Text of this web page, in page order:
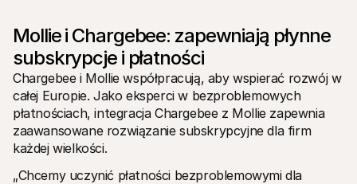
Dowiedz się, jak możemy pomóc Twojej firmie
Mollie i Chargebee: zapewniają płynne
subskrypcje i płatności
Chargebee i Mollie współpracują, aby wspierać rozwój w
całej Europie. Jako eksperci w bezproblemowych
płatnościach, integracja Chargebee z Mollie zapewnia
zaawansowane rozwiązanie subskrypcyjne dla firm
każdej wielkości.
„Chcemy uczynić płatności bezproblemowymi dla